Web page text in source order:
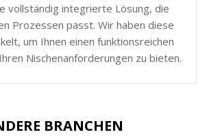
vollständig integrierte Lösung, die
Prozessen passt. Wir haben diese
um Ihnen einen funktionsreichen
Nischenanforderungen zu bieten.
BRANCHEN